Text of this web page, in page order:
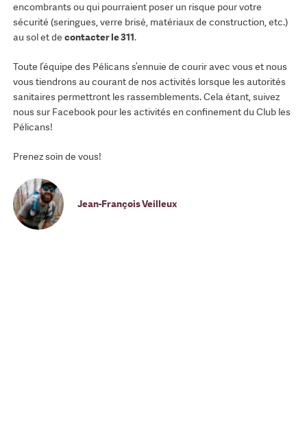
encombrants ou qui pourraient poser un risque pour votre
sécurité (seringues, verre brisé, matériaux de construction, etc.)
au sol et de contacter le 311.
Toute l’équipe des Pélicans s’ennuie de courir avec vous et nous
vous tiendrons au courant de nos activités lorsque les autorités
sanitaires permettront les rassemblements. Cela étant, suivez
nous sur Facebook pour les activités en confinement du Club les
Pélicans!
Prenez soin de vous!
Jean-François Veilleux